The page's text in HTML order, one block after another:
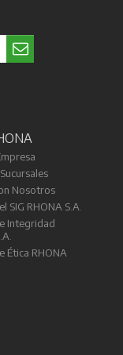
Nosotros
SIG RHONA S.A.
Integridad
Ética RHONA